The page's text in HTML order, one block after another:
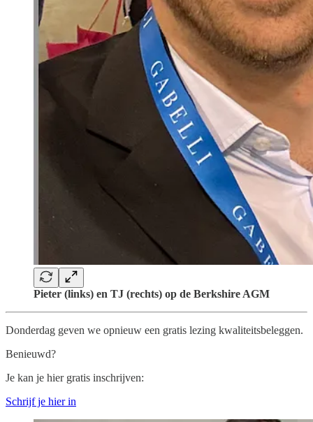
Pieter (links) en TJ (rechts) op de Berkshire AGM
Donderdag geven we opnieuw een gratis lezing kwaliteitsbeleggen.
Benieuwd?
Je kan je hier gratis inschrijven:
Schrijf je hier in